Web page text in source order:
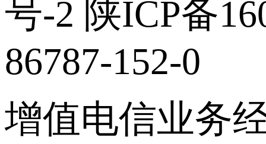
号-2 陕ICP备
86787-152-0
增值电信业务